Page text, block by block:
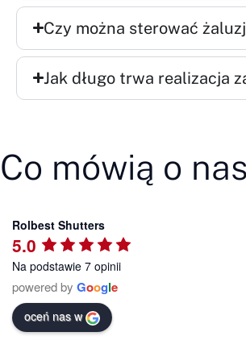
Czy można sterować
Jak długo trwa realizacja
Co mówią o
Rolbest Shutters
5.0
Na podstawie 7 opinii
powered by Google
oceń nas w
a year ago
Współpraca z nimi to czysta przyjemność
🙂